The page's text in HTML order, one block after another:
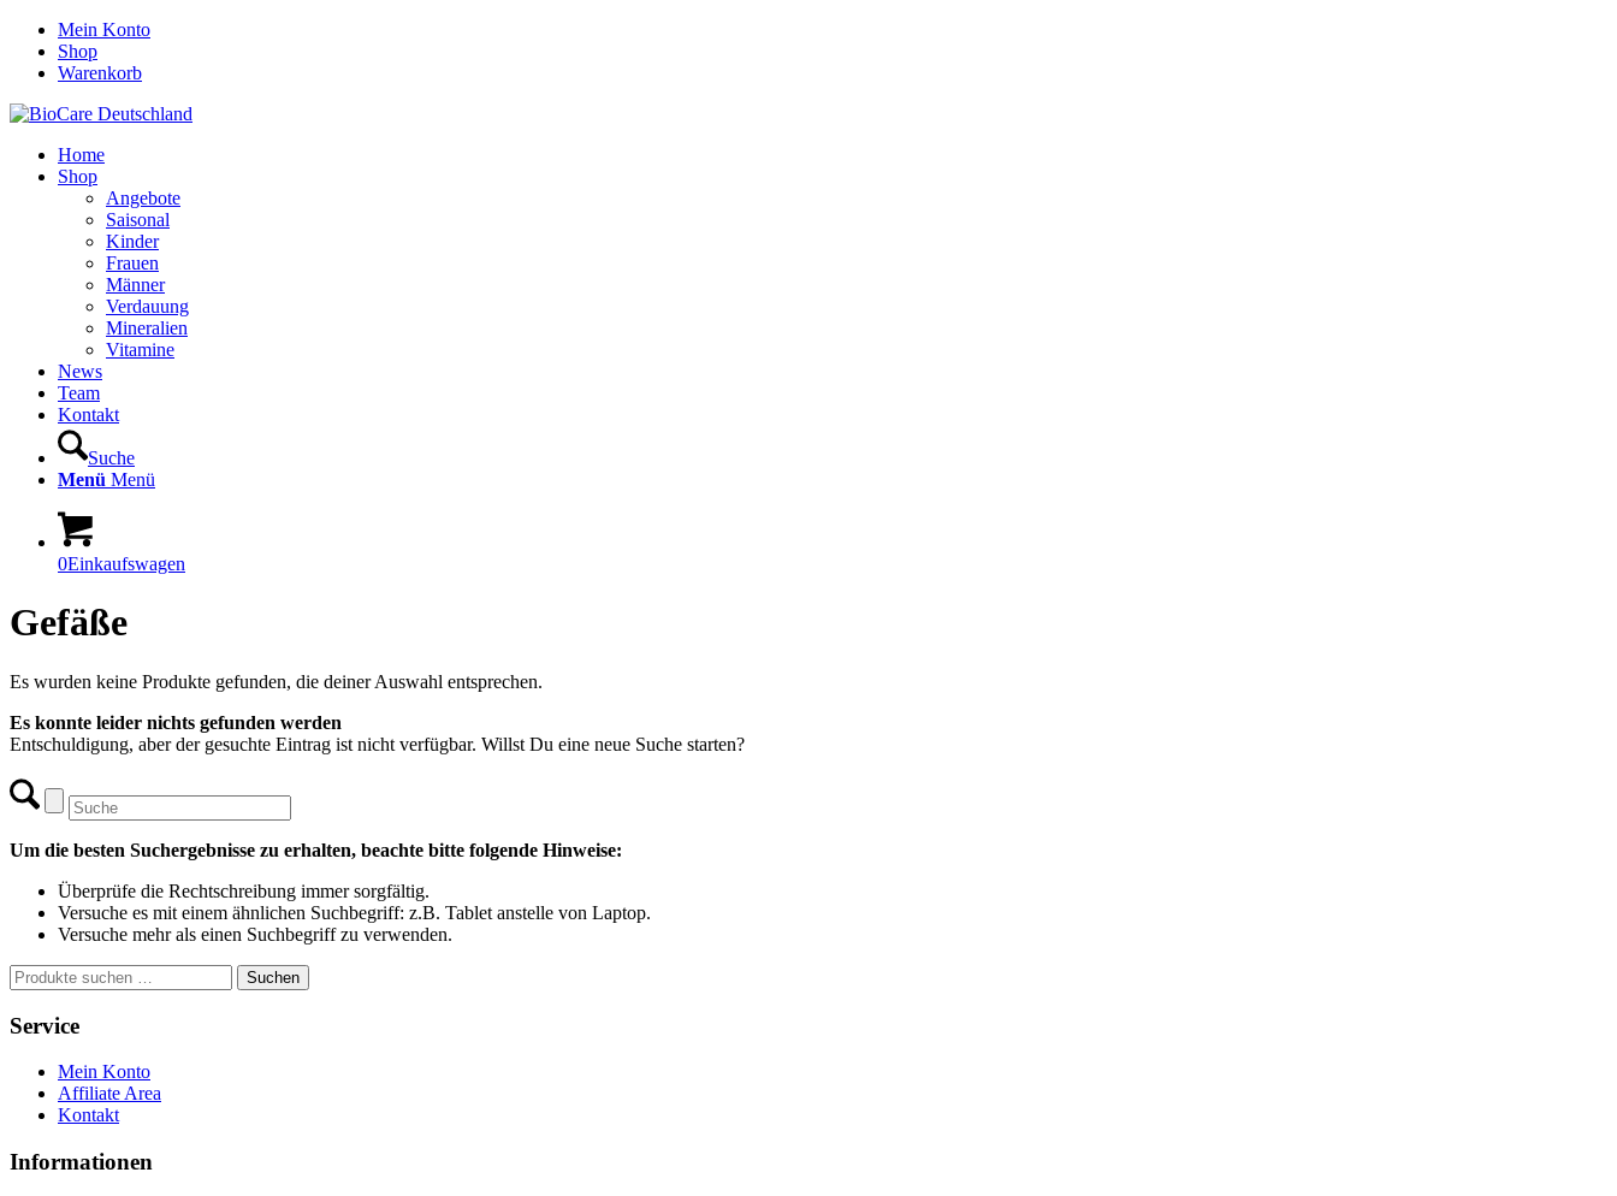
Mein Konto
Shop
Warenkorb
Home
Shop
Angebote
Saisonal
Kinder
Frauen
Männer
Verdauung
Mineralien
Vitamine
News
Team
Kontakt
Suche
Menü Menü
0Einkaufswagen
Gefäße
Es wurden keine Produkte gefunden, die deiner Auswahl entsprechen.
Es konnte leider nichts gefunden werden
Entschuldigung, aber der gesuchte Eintrag ist nicht verfügbar. Willst Du eine neue Suche starten?
Um die besten Suchergebnisse zu erhalten, beachte bitte folgende Hinweise:
Überprüfe die Rechtschreibung immer sorgfältig.
Versuche es mit einem ähnlichen Suchbegriff: z.B. Tablet anstelle von Laptop.
Versuche mehr als einen Suchbegriff zu verwenden.
Suchen
nach:
Suchen
Service
Mein Konto
Affiliate Area
Kontakt
Informationen